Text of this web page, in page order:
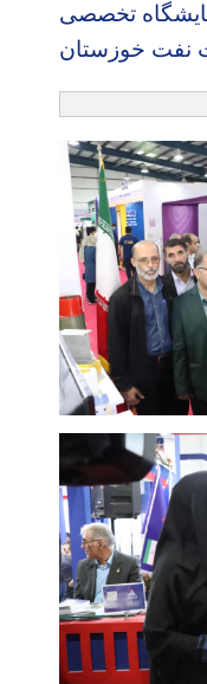
تخصصی
نفت خوزستان